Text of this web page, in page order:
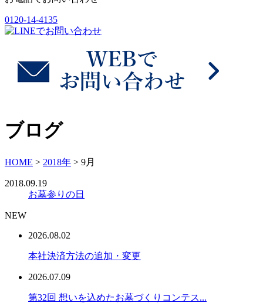
0120-14-4135
ブログ
HOME > 2018年 > 9月
2018.09.19
お墓参りの日
NEW
2026.08.02
本社決済方法の追加・変更
2026.07.09
第32回 想いを込めたお墓づくりコンテス...